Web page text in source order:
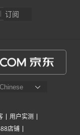
订阅
用户实测
店铺